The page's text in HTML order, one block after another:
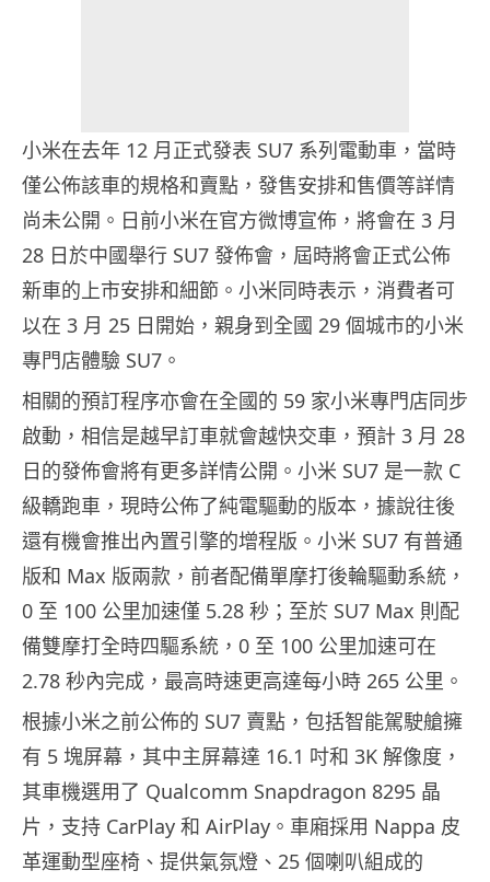
小米在去年 12 月正式發表 SU7 系列電動車，當時
僅公佈該車的規格和賣點，發售安排和售價等詳情
尚未公開。日前小米在官方微博宣佈，將會在 3 月
28 日於中國舉行 SU7 發佈會，屆時將會正式公佈
新車的上市安排和細節。小米同時表示，消費者可
以在 3 月 25 日開始，親身到全國 29 個城市的小米
專門店體驗 SU7。
相關的預訂程序亦會在全國的 59 家小米專門店同步
啟動，相信是越早訂車就會越快交車，預計 3 月 28
日的發佈會將有更多詳情公開。小米 SU7 是一款 C
級轎跑車，現時公佈了純電驅動的版本，據說往後
還有機會推出內置引擎的增程版。小米 SU7 有普通
版和 Max 版兩款，前者配備單摩打後輪驅動系統，
0 至 100 公里加速僅 5.28 秒；至於 SU7 Max 則配
備雙摩打全時四驅系統，0 至 100 公里加速可在
2.78 秒內完成，最高時速更高達每小時 265 公里。
根據小米之前公佈的 SU7 賣點，包括智能駕駛艙擁
有 5 塊屏幕，其中主屏幕達 16.1 吋和 3K 解像度，
其車機選用了 Qualcomm Snapdragon 8295 晶
片，支持 CarPlay 和 AirPlay。車廂採用 Nappa 皮
革運動型座椅、提供氣氛燈、25 個喇叭組成的